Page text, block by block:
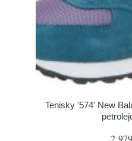
Tenisky '574' New
2